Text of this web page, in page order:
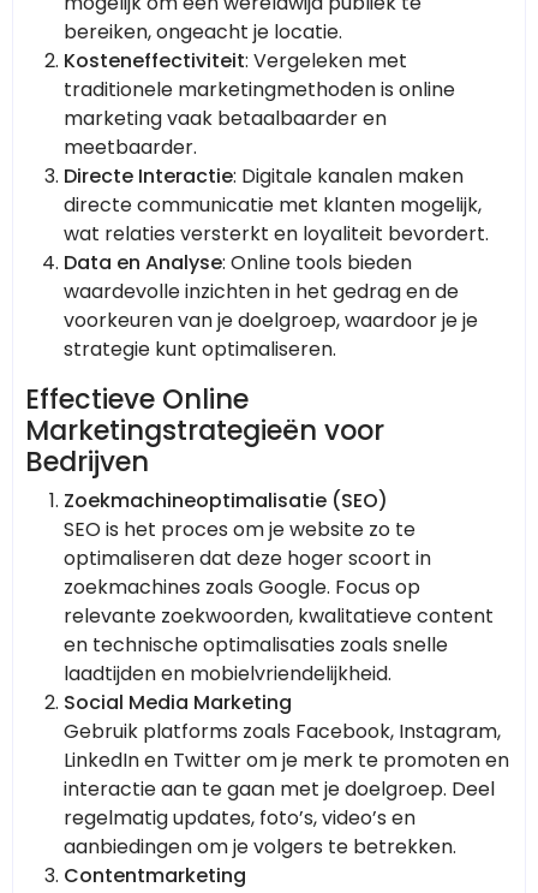
bereiken, ongeacht je locatie.
Kosteneffectiviteit: Vergeleken met
traditionele marketingmethoden is online
marketing vaak betaalbaarder en
meetbaarder.
Directe Interactie: Digitale kanalen maken
directe communicatie met klanten mogelijk,
wat relaties versterkt en loyaliteit bevordert.
Data en Analyse: Online tools bieden
waardevolle inzichten in het gedrag en de
voorkeuren van je doelgroep, waardoor je je
strategie kunt optimaliseren.
Effectieve Online
Marketingstrategieën voor
Bedrijven
Zoekmachineoptimalisatie (SEO)
SEO is het proces om je website zo te
optimaliseren dat deze hoger scoort in
zoekmachines zoals Google. Focus op
relevante zoekwoorden, kwalitatieve content
en technische optimalisaties zoals snelle
laadtijden en mobielvriendelijkheid.
Social Media Marketing
Gebruik platforms zoals Facebook, Instagram,
LinkedIn en Twitter om je merk te promoten en
interactie aan te gaan met je doelgroep. Deel
regelmatig updates, foto’s, video’s en
aanbiedingen om je volgers te betrekken.
Contentmarketing